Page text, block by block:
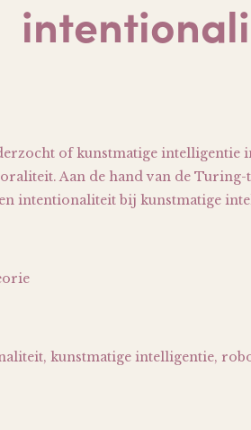
of kunstmatige intelligentie
Aan de hand van de Turing-
intentionaliteit bij kunstmatige
kunstmatige intelligentie,